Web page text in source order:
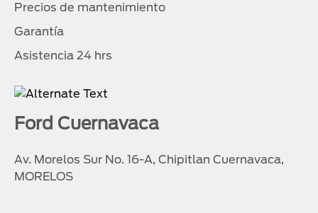
Precios de mantenimiento
Garantía
Asistencia 24 hrs
Ford Cuernavaca
Av. Morelos Sur No. 16-A, Chipitlan Cuernavaca,
MORELOS